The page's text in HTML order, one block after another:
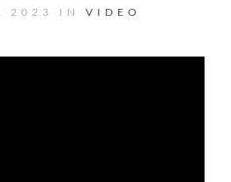
2023 IN VIDEO